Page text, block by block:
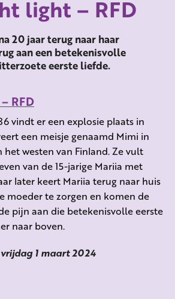
light – RFD
20 jaar terug naar haar
aan een betekenisvolle
eerste liefde.
RFD
vindt er een explosie plaats in
een meisje genaamd Mimi in
westen van Finland. Ze vult
van de 15-jarige Mariia met
later keert Mariia terug naar huis
moeder te zorgen en komen de
pijn aan die betekenisvolle eerste
naar boven.
1 maart 2024